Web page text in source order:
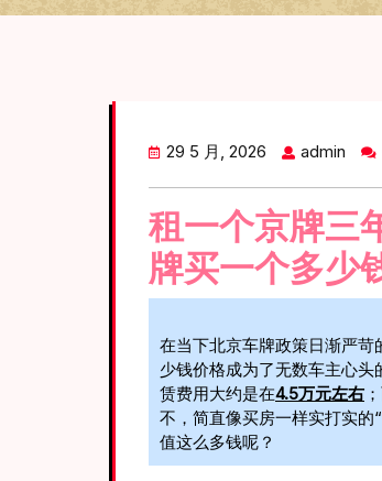
29 5 月, 2026 admin
租一个京牌三
牌买一个多少
在当下北京车牌政策日渐严
少钱价格成为了无数车主心头
赁费用大约是在4.5万元左右
不，简直像买房一样实打实的
值这么多钱呢？